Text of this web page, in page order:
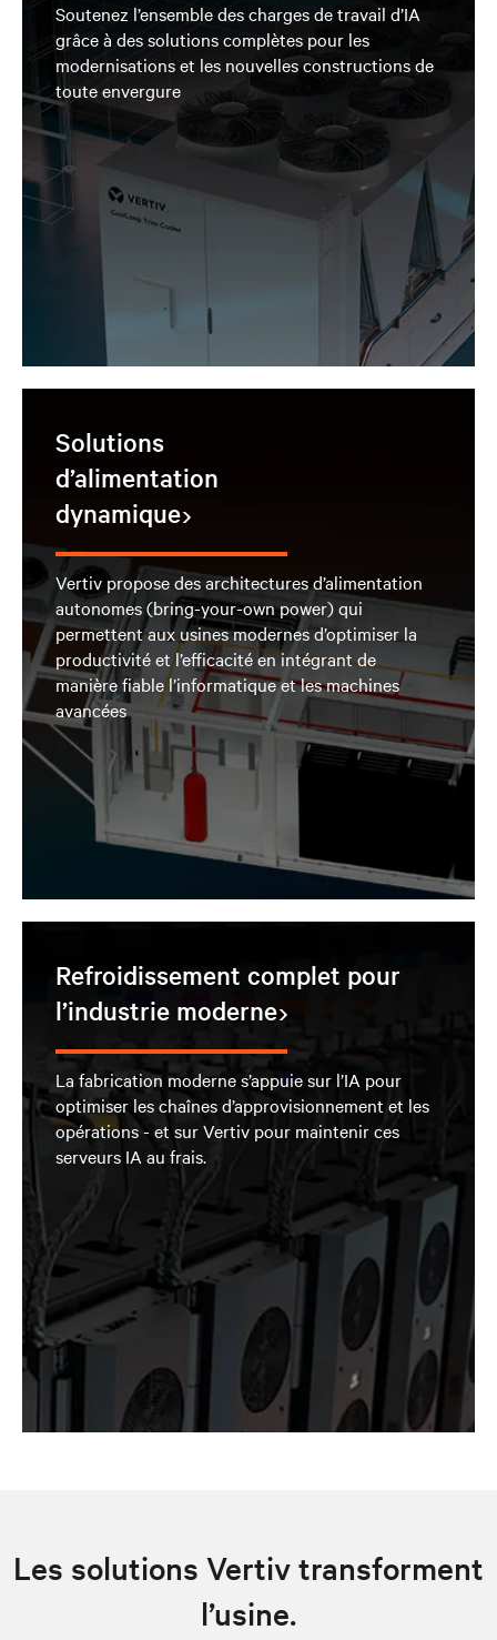
Soutenez l’ensemble des charges de travail d’IA
grâce à des solutions complètes pour les
modernisations et les nouvelles constructions de
toute envergure
Solutions
d’alimentation
dynamique
/p>
Vertiv propose des architectures d’alimentation
autonomes (bring-your-own power) qui
permettent aux usines modernes d’optimiser la
productivité et l’efficacité en intégrant de
manière fiable l’informatique et les machines
avancées
Refroidissement complet pour
l’industrie moderne
La fabrication moderne s’appuie sur l’IA pour
optimiser les chaînes d’approvisionnement et les
opérations - et sur Vertiv pour maintenir ces
serveurs IA au frais.
Les solutions Vertiv transforment
l’usine.